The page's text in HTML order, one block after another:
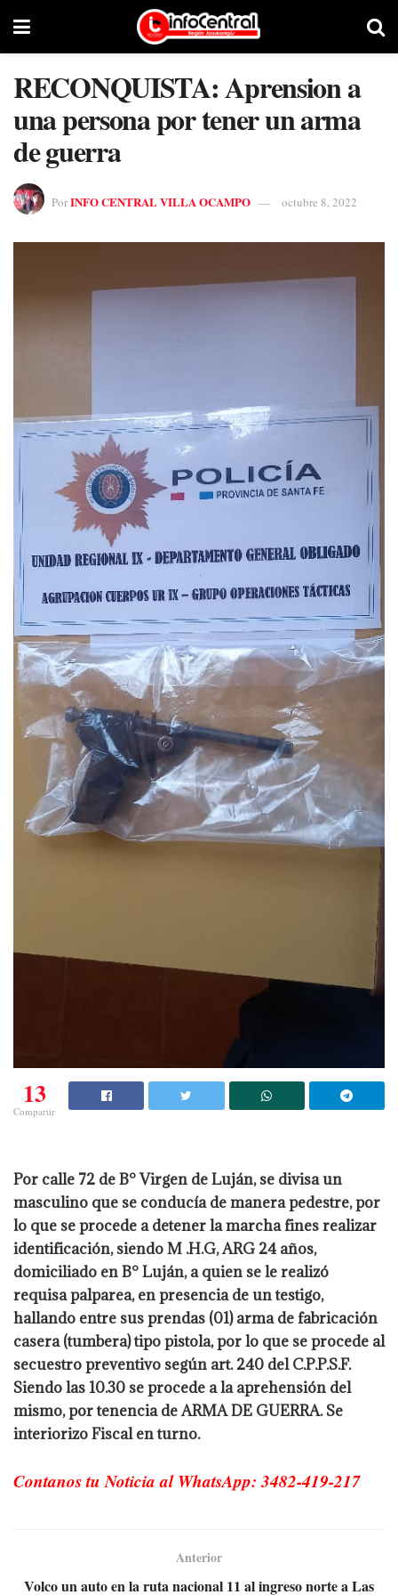
RECONQUISTA: Aprension a
una persona por tener un arma
de guerra
PorINFO CENTRAL VILLA OCAMPO octubre 8, 2022
13
Compartir
Por calle 72 de B° Virgen de Luján, se divisa un
masculino que se conducía de manera pedestre, por
lo que se procede a detener la marcha fines realizar
identificación, siendo M .H.G, ARG 24 años,
domiciliado en B° Luján, a quien se le realizó
requisa palparea, en presencia de un testigo,
hallando entre sus prendas (01) arma de fabricación
casera (tumbera) tipo pistola, por lo que se procede al
secuestro preventivo según art. 240 del C.P.P.S.F.
Siendo las 10.30 se procede a la aprehensión del
mismo, por tenencia de ARMA DE GUERRA. Se
interiorizo Fiscal en turno.
Contanos tu Noticia al WhatsApp: 3482-419-217
Anterior
Volco un auto en la ruta nacional 11 al ingreso norte a Las